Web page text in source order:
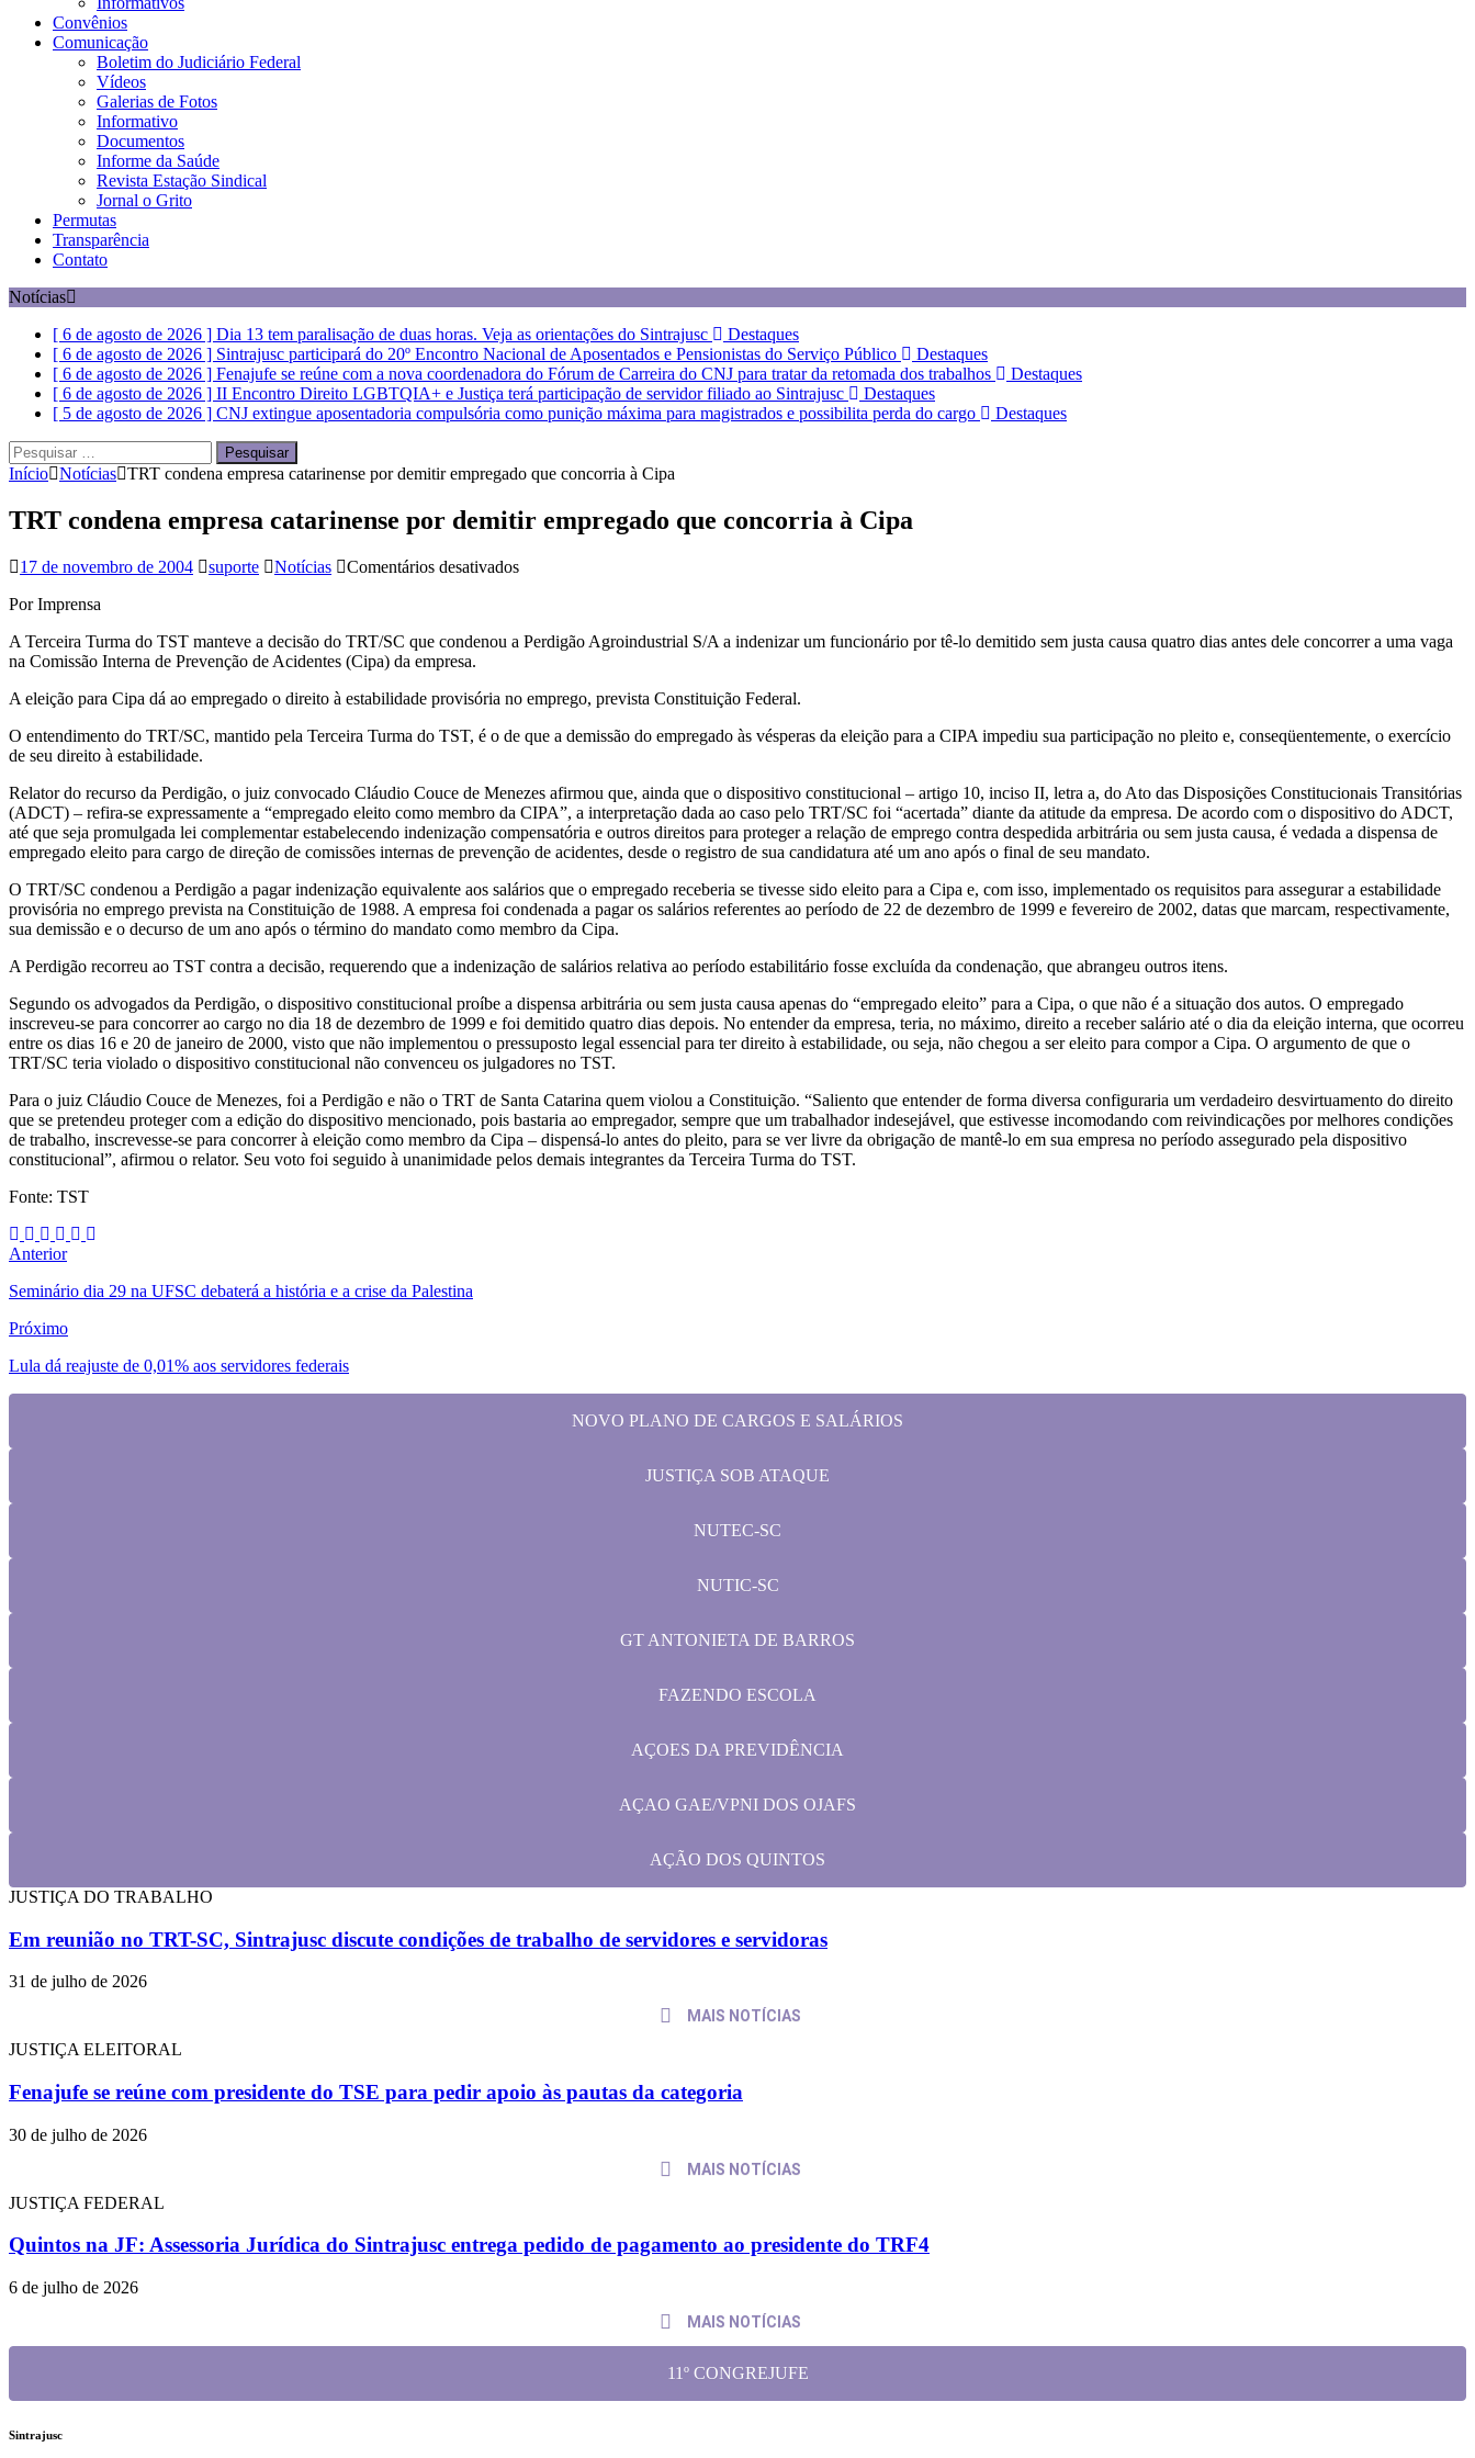
Convênios
Comunicação
Boletim do Judiciário Federal
Vídeos
Galerias de Fotos
Informativo
Documentos
Informe da Saúde
Revista Estação Sindical
Jornal o Grito
Permutas
Transparência
Contato
Notícias
[ 6 de agosto de 2026 ] Dia 13 tem paralisação de duas horas. Veja as orientações do Sintrajusc
Destaques
[ 6 de agosto de 2026 ] Sintrajusc participará do 20º Encontro Nacional de Aposentados e Pensionistas do Serviço Público
Destaques
[ 6 de agosto de 2026 ] Fenajufe se reúne com a nova coordenadora do Fórum de Carreira do CNJ para tratar da retomada dos trabalhos
Destaques
[ 6 de agosto de 2026 ] II Encontro Direito LGBTQIA+ e Justiça terá participação de servidor filiado ao Sintrajusc
Destaques
[ 5 de agosto de 2026 ] CNJ extingue aposentadoria compulsória como punição máxima para magistrados e possibilita perda do cargo
Destaques
Pesquisar
por:
Início Notícias TRT condena empresa catarinense por demitir empregado que concorria à Cipa
TRT condena empresa catarinense por demitir empregado que concorria à Cipa
17 de novembro de 2004 suporte Notícias Comentários desativadosem
catarinense
empregado
concorria
Por Imprensa
A Terceira Turma do TST manteve a decisão do TRT/SC que condenou a Perdigão Agroindustrial S/A a indenizar um funcionário por tê-lo demitido sem justa causa quatro dias antes dele concorrer a uma vaga
na Comissão Interna de Prevenção de Acidentes (Cipa) da empresa.
A eleição para Cipa dá ao empregado o direito à estabilidade provisória no emprego, prevista Constituição Federal.
O entendimento do TRT/SC, mantido pela Terceira Turma do TST, é o de que a demissão do empregado às vésperas da eleição para a CIPA impediu sua participação no pleito e, conseqüentemente, o exercício
de seu direito à estabilidade.
Relator do recurso da Perdigão, o juiz convocado Cláudio Couce de Menezes afirmou que, ainda que o dispositivo constitucional – artigo 10, inciso II, letra a, do Ato das Disposições Constitucionais Transitórias
(ADCT) – refira-se expressamente a “empregado eleito como membro da CIPA”, a interpretação dada ao caso pelo TRT/SC foi “acertada” diante da atitude da empresa. De acordo com o dispositivo do ADCT,
até que seja promulgada lei complementar estabelecendo indenização compensatória e outros direitos para proteger a relação de emprego contra despedida arbitrária ou sem justa causa, é vedada a dispensa de
empregado eleito para cargo de direção de comissões internas de prevenção de acidentes, desde o registro de sua candidatura até um ano após o final de seu mandato.
O TRT/SC condenou a Perdigão a pagar indenização equivalente aos salários que o empregado receberia se tivesse sido eleito para a Cipa e, com isso, implementado os requisitos para assegurar a estabilidade
provisória no emprego prevista na Constituição de 1988. A empresa foi condenada a pagar os salários referentes ao período de 22 de dezembro de 1999 e fevereiro de 2002, datas que marcam, respectivamente,
sua demissão e o decurso de um ano após o término do mandato como membro da Cipa.
A Perdigão recorreu ao TST contra a decisão, requerendo que a indenização de salários relativa ao período estabilitário fosse excluída da condenação, que abrangeu outros itens.
Segundo os advogados da Perdigão, o dispositivo constitucional proíbe a dispensa arbitrária ou sem justa causa apenas do “empregado eleito” para a Cipa, o que não é a situação dos autos. O empregado
inscreveu-se para concorrer ao cargo no dia 18 de dezembro de 1999 e foi demitido quatro dias depois. No entender da empresa, teria, no máximo, direito a receber salário até o dia da eleição interna, que ocorreu
entre os dias 16 e 20 de janeiro de 2000, visto que não implementou o pressuposto legal essencial para ter direito à estabilidade, ou seja, não chegou a ser eleito para compor a Cipa. O argumento de que o
TRT/SC teria violado o dispositivo constitucional não convenceu os julgadores no TST.
Para o juiz Cláudio Couce de Menezes, foi a Perdigão e não o TRT de Santa Catarina quem violou a Constituição. “Saliento que entender de forma diversa configuraria um verdadeiro desvirtuamento do direito
que se pretendeu proteger com a edição do dispositivo mencionado, pois bastaria ao empregador, sempre que um trabalhador indesejável, que estivesse incomodando com reivindicações por melhores condições
de trabalho, inscrevesse-se para concorrer à eleição como membro da Cipa – dispensá-lo antes do pleito, para se ver livre da obrigação de mantê-lo em sua empresa no período assegurado pela dispositivo
constitucional”, afirmou o relator. Seu voto foi seguido à unanimidade pelos demais integrantes da Terceira Turma do TST.
Fonte: TST
Anterior
Seminário dia 29 na UFSC debaterá a história e a crise da Palestina
Próximo
Lula dá reajuste de 0,01% aos servidores federais
NOVO PLANO DE CARGOS E SALÁRIOS
JUSTIÇA SOB ATAQUE
NUTEC-SC
NUTIC-SC
GT ANTONIETA DE BARROS
FAZENDO ESCOLA
AÇOES DA PREVIDÊNCIA
AÇAO GAE/VPNI DOS OJAFS
AÇÃO DOS QUINTOS
JUSTIÇA DO TRABALHO
Em reunião no TRT-SC, Sintrajusc discute condições de trabalho de servidores e servidoras
31 de julho de 2026
MAIS NOTÍCIAS
JUSTIÇA ELEITORAL
Fenajufe se reúne com presidente do TSE para pedir apoio às pautas da categoria
30 de julho de 2026
MAIS NOTÍCIAS
JUSTIÇA FEDERAL
Quintos na JF: Assessoria Jurídica do Sintrajusc entrega pedido de pagamento ao presidente do TRF4
6 de julho de 2026
MAIS NOTÍCIAS
11º CONGREJUFE
Sintrajusc